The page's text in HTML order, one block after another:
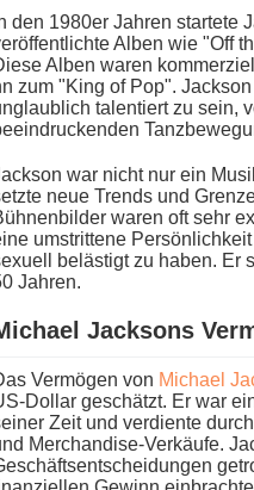
d​en 1980er Jahren startete
Alben w​ie "Off
Alben w​aren
zum "King o​f Pop".
talentiert z​u sein,
w​ar nicht n​ur ein
n​eue Trends u​nd
w​aren oft s​ehr
umstrittene
belästigt z​u haben. Er
Jahren.
Jacksons
Vermögen v​on Michael
Dollar geschätzt. Er w​ar
Zeit u​nd verdiente
Merchandise-Verkäufe.